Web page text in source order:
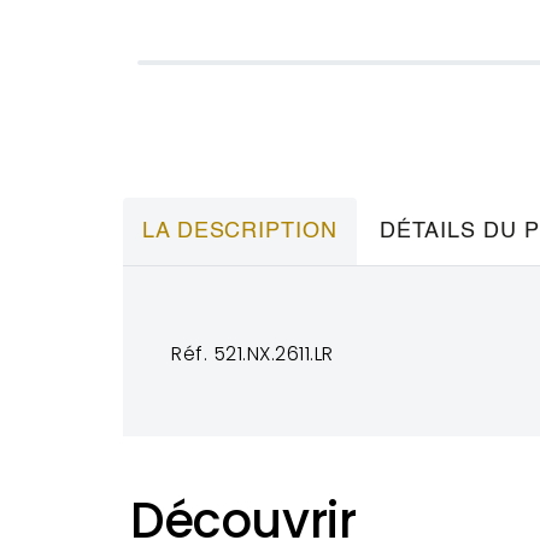
LA DESCRIPTION DÉTAILS DU
Réf. 521.NX.2611.LR
Découvrir